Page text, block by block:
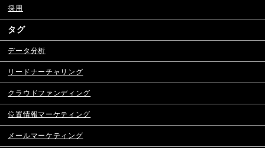
採用
タグ
データ分析
リードナーチャリング
クラウドファンディング
位置情報マーケティング
メールマーケティング